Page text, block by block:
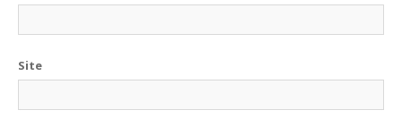
Site